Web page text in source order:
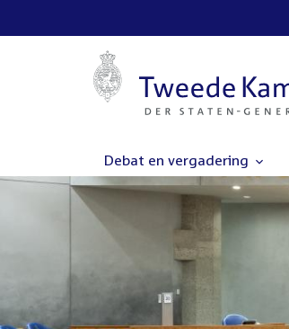
Debat en vergadering